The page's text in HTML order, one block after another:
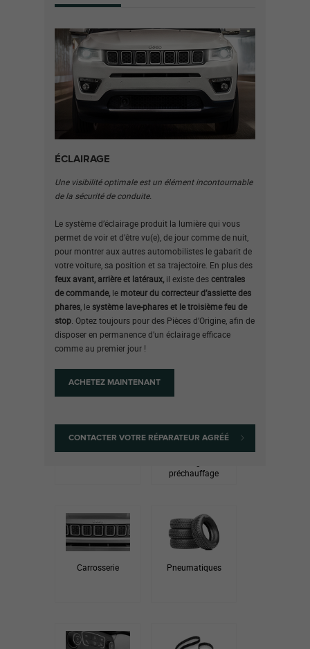
ÉCLAIRAGE
Une visibilité optimale est un élément incontournable
de la sécurité de conduite.
Le système d’éclairage produit la lumière qui vous
permet de voir et d’être vu(e), de jour comme de nuit,
pour montrer aux autres automobilistes le gabarit de
votre voiture, sa position et sa trajectoire. En plus des
feux avant, arrière et latéraux, il existe descentrales
de commande, le moteur du correcteur d’assiette des
phares , le système lave-phares et le troisième feu de
stop . Optez toujours pour des Pièces d’Origine, afin de
disposer en permanence d’un éclairage efficace
comme au premier jour !
ACHETEZ MAINTENANT
CONTACTER VOTRE RÉPARATEUR AGRÉÉ
préchauffage
Carrosserie Pneumatiques